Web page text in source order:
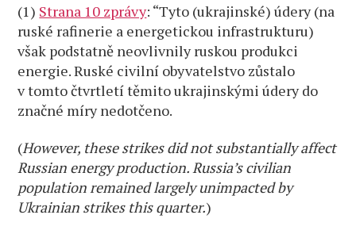
(1) Strana 10 zprávy: “Tyto (ukrajinské) údery (na
ruské rafinerie a energetickou infrastrukturu)
však podstatně neovlivnily ruskou produkci
energie. Ruské civilní obyvatelstvo zůstalo
v tomto čtvrtletí těmito ukrajinskými údery do
značné míry nedotčeno.
(However, these strikes didnot substantially affect
Russian energy production. Russia’s civilian
population remained largely unimpacted by
Ukrainian strikes this quarter.)